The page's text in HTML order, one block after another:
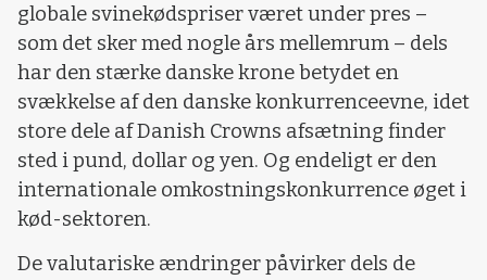
globale svinekødspriser været under pres –
som det sker med nogle års mellemrum – dels
har den stærke danske krone betydet en
svækkelse af den danske konkurrenceevne, idet
store dele af Danish Crowns afsætning finder
sted i pund, dollar og yen. Og endeligt er den
internationale omkostningskonkurrence øget i
kød-sektoren.
De valutariske ændringer påvirker dels de